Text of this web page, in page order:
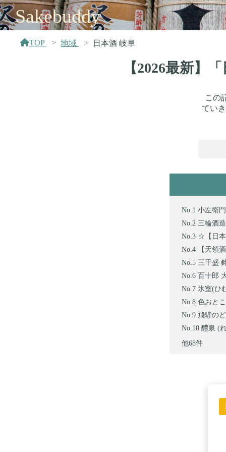
Sakebuddy
TOP 地域 日本酒 岐阜
【2026最新】
この
てい
小左衛
三輪酒
☆【日本
【天領
三千盛
百十郎
氷室(ひ
色おと
飛騨のど
醴泉 (
他68件